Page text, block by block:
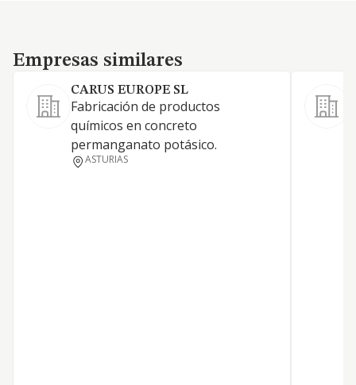
Empresas similares
Empresas similares
CARUS EUROPE SL
Fabricación de productos
químicos en concreto
permanganato potásico.
ASTURIAS